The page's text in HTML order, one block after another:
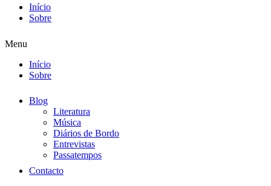
Início
Sobre
Menu
Início
Sobre
Blog
Literatura
Música
Diários de Bordo
Entrevistas
Passatempos
Contacto